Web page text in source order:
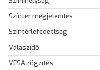
Színtér megjelenítés
Színtérlefedettség
Válaszidő
VESA rögzítés